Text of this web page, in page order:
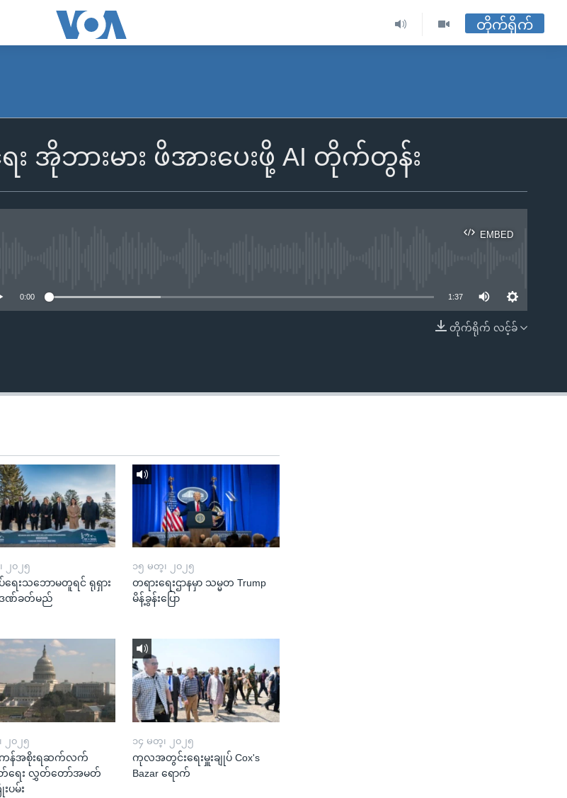
တိုက်ရိုက်
ဘားမား ဖိအားပေးဖို့ AI တိုက်တွန်း
EMBED
EMBED
0:00 1:37
တိုက်ရိုက် လင့်ခ်
၂၀၂၅
ရေးသဘောမတူရင် ရုရှား
ဒဏ်ခတ်မည်
၁၅ မတ္၊ ၂၀၂၅
တရားရေးဌာနမှာ သမ္မတ Trump
မိန့်ခွန်းပြော
၂၀၂၅
ကန်အစိုးရဆက်လက်
ေး လွှတ်တော်အမတ်
ပမ်း
၁၄ မတ္၊ ၂၀၂၅
ကုလအတွင်းရေးမှူးချုပ် Cox's
Bazar ရောက်